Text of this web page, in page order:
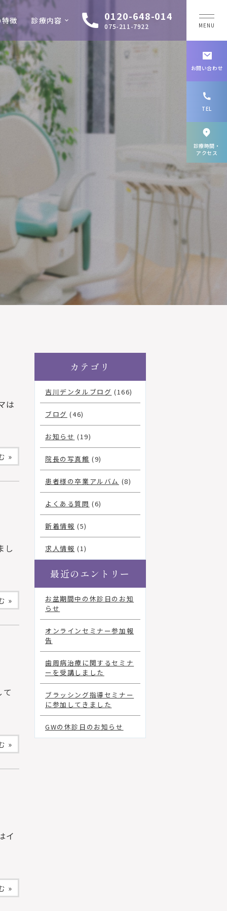
徴 診療内容 0120-648-014
075-211-7922 MENU
は
»
し
»
»
イ
»
カテゴリ
吉川デンタルブログ (166)
ブログ (46)
お知らせ (19)
院長の写真館 (9)
患者様の卒業アルバム (8)
よくある質問 (6)
新着情報 (5)
求人情報 (1)
最近のエントリー
お盆期間中の休診日のお知
らせ
オンラインセミナー参加報
告
歯周病治療に関するセミナ
ーを受講しました
ブラッシング指導セミナー
に参加してきました
GWの休診日のお知らせ
お問い合わせ
TEL
診療時間・
アクセス